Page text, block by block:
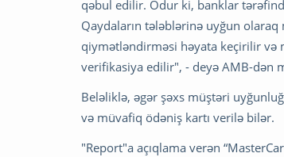
qəbul edilir. Odur ki, banklar
Qaydaların tələblərinə uyğun
qiymətləndirməsi həyata keçirilir
verifikasiya edilir", - deyə AMB-dən
Beləliklə, əgər şəxs müştəri
və müvafiq ödəniş kartı verilə bilər.
"Report"a açıqlama verən